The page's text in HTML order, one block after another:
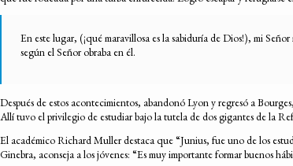
En este lugar, (¡qué maravillosa es la sabiduría de Dios!), mi
según el Señor obraba en él.
Después de estos acontecimientos, abandonó Lyon y regresó a
Allí tuvo el privilegio de estudiar bajo la tutela de dos gigantes de la
El académico Richard Muller destaca que “Junius, fue uno de los
Ginebra, aconseja a los jóvenes: “Es muy importante formar buenos